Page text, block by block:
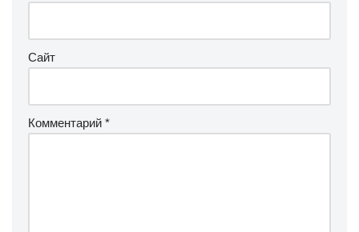
Сайт
Комментарий *